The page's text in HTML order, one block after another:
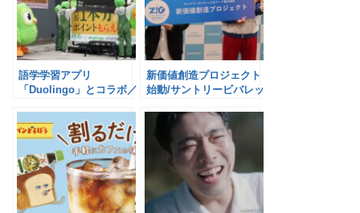
語学学習アプリ
「Duolingo」とコラボ／
新価値創造プロジェクト
始動/サントリービバレッ